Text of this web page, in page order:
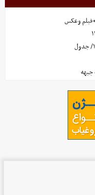
+فیلم وعکس
جبهه